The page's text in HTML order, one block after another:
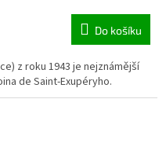
Do košíku
z roku 1943 je nejznámější
de Saint-Exupéryho.